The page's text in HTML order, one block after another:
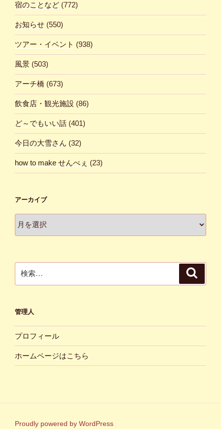
宿のことなど (772)
お知らせ (550)
ツアー・イベント (938)
風景 (503)
アーチ橋 (673)
飲食店・観光施設 (86)
ど～でもいい話 (401)
今日の大雪さん (32)
how to make せんべぇ (23)
アーカイブ
ー
索:
管理人
プロフィール
ホームページはこちら
Proudly powered by WordPress